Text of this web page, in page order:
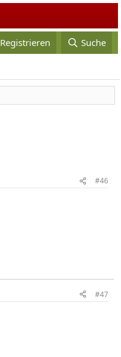
Registrieren Suche
#46
#47